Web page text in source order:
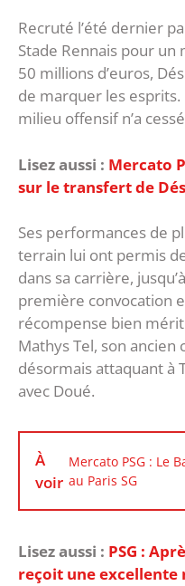
Recruté l’été dernier
Stade Rennais pour
50 millions d’euros,
de marquer les esprits.
milieu offensif n’a
Lisez aussi : Mercato
sur le transfert de
Ses performances de
terrain lui ont permis
dans sa carrière,
première convocation
récompense bien
Mathys Tel, son
désormais attaquant à
avec Doué.
À
voir
Mercato PSG : Le
au Paris SG
Lisez aussi : PSG :
reçoit une excellente